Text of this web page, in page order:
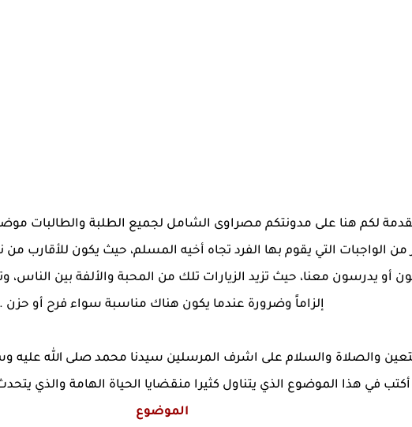
نقدمة لكم هنا على مدونتكم مصراوى الشامل لجميع الطلبة والطالبات
من الواجبات التي يقوم بها الفرد تجاه أخيه المسلم، حيث يكون للأقارب
أو يدرسون معنا، حيث تزيد الزيارات تلك من المحبة والألفة بين الناس،
إلزاماً وضرورة عندما يكون هناك مناسبة سواء فرح أو حزن .
والصلاة والسلام على اشرف المرسلين سيدنا محمد صلى الله عليه
في هذا الموضوع الذي يتناول كثيرا منقضايا الحياة الهامة والذي
الموضوع